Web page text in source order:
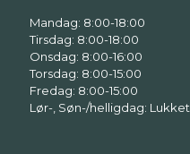
Mandag: 8:00-18:00
Tirsdag: 8:00-18:00
Onsdag: 8:00-16:00
Torsdag: 8:00-15:00
Fredag: 8:00-15:00
Lør-, Søn-/helligdag: Lukket